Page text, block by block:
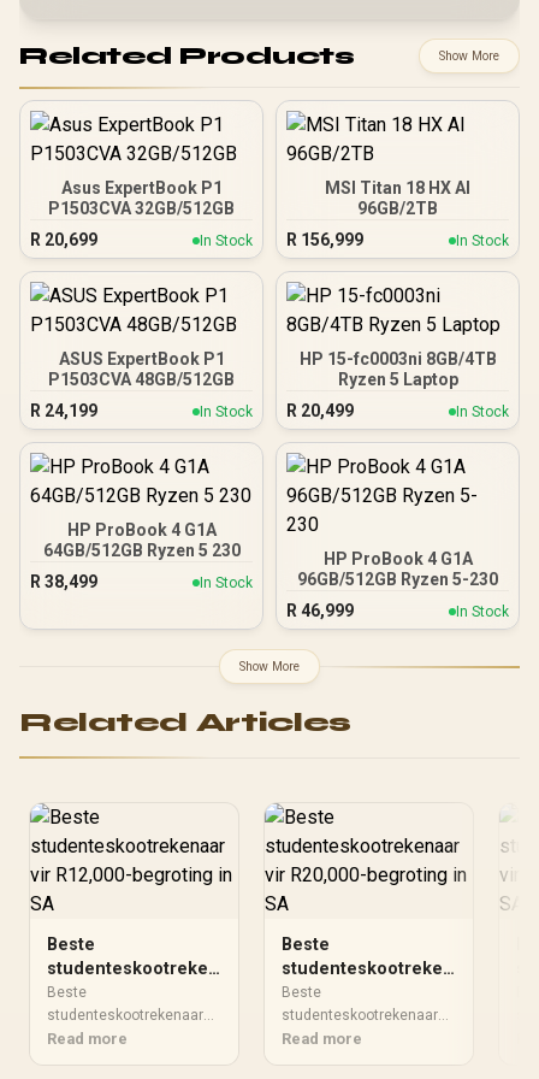
Related Products Show More
Asus ExpertBook P1
P1503CVA 32GB/512GB
R 20,699 In Stock
MSI Titan 18 HX AI
96GB/2TB
R 156,999 In Stock
ASUS ExpertBook P1
P1503CVA 48GB/512GB
R 24,199 In Stock
HP 15-fc0003ni 8GB/4TB
Ryzen 5 Laptop
R 20,499 In Stock
HP ProBook 4 G1A
64GB/512GB Ryzen 5 230
R 38,499 In Stock
HP ProBook 4 G1A
96GB/512GB Ryzen 5-230
R46,999 In Stock
Show More
Related Articles
Beste
studenteskootrekenaar
vir R12,000-
begroting in SA
Beste
studenteskootrekenaar
moet by jou begroting en
werklike gebruik pas.
Read more
Beste
studenteskootrekenaar
vir R20,000-
begroting in SA
Beste
studenteskootrekenaar
moet by jou begroting en
werklike gebruik pas.
Read more